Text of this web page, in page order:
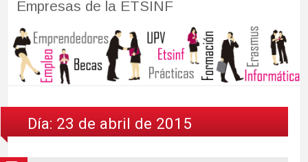
Empresas de la ETSINF
Día: 23 de abril de 2015